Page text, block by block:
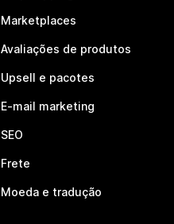
Marketplaces
Avaliações de produtos
Upsell e pacotes
E-mail marketing
SEO
Frete
Moeda e tradução